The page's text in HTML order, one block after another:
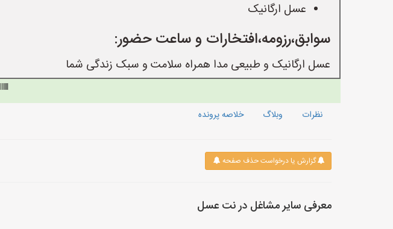
عسل ارگانیک
سوابق،رزومه،افتخارات و ساعت حضور:
عسل ارگانیک و طبیعی مدا همراه سلامت و سبک زندگی شما
نظرات
وبلاگ خلاصه پرونده
گزارش یا درخواست حذف صفحه
معرفی سایر مشاغل در نت عسل